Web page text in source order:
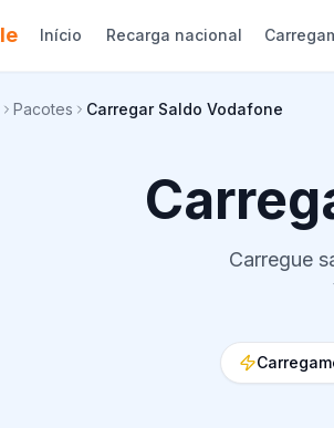
Início Recarga nacional
Pacotes Carregar Saldo Vodafone
Carregue